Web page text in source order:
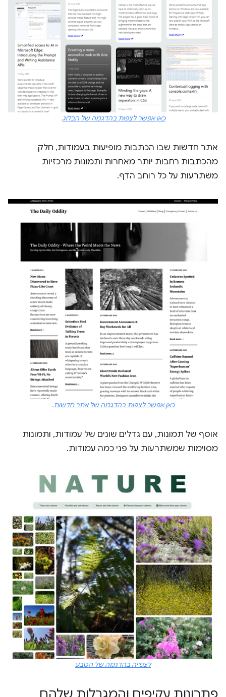
כאן אפשר לצפות בהדגמה של הבלוג.
אתר חדשות שבו הכתבות מופיעות בעמודות, חלק
מהכתבות רחבות יותר מאחרות ותמונות מרכזיות
משתרעות על כל רוחב הדף.
כאן אפשר לצפות בהדגמה של אתר חדשות.
אוסף של תמונות, עם גדלים שונים של עמודות, ותמונות
מסוימות שמשתרעות על פני כמה עמודות.
לצפייה בהדגמה של הטבע
פתרונות עקיפים והמגבלות שלהם